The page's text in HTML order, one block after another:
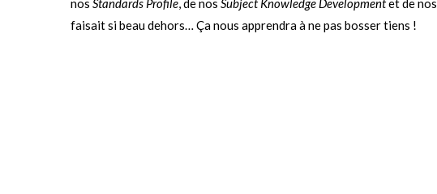
nos Standards Profile, de nos Subject Knowledge Developmentet de nos
faisait si beau dehors… Ça nous apprendra à ne pas bosser tiens !